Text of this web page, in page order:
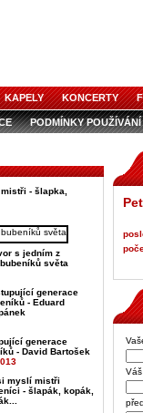
KAPELY KONCERTY
PODMÍNKY POUŽÍVÁNÍ
- šlapka,
s jedním z
světa
generace
- Eduard
generace
- David Bartošek
myslí mistři
- šlapák, kopák,